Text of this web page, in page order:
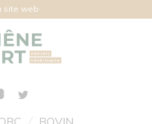
site web